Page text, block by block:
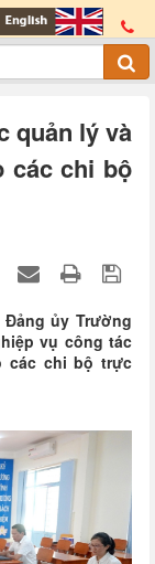
quản lý và
các chi bộ
Đảng ủy Trường
vụ công tác
các chi bộ trực